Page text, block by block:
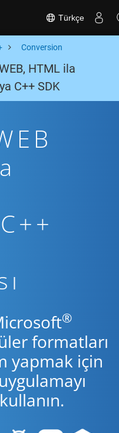
Türkçe
Conversion
HTML ila
C++ SDK
®
formatları
yapmak için